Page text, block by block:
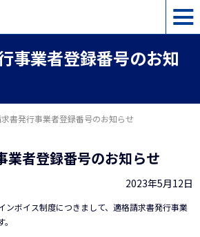
事業者登録番号のお知
書発行事業者登録番号のお知らせ
業者登録番号のお知らせ
2023年5月12日
ンボイス制度につきまして、適格請求書発行事業